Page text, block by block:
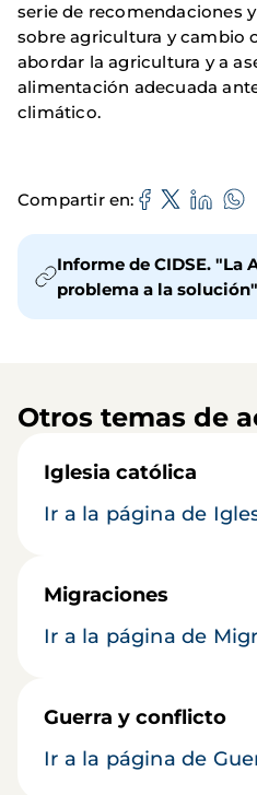
serie de recomendaciones
sobre agricultura y cambio
abordar la agricultura y a
alimentación adecuada
climático.
Compartir en
Informe de CIDSE. "La
problema a la solución"
Otros temas de
Iglesia católica
Ir a la página de
Migraciones
Ir a la página de
Guerra y conflicto
Ir a la página de